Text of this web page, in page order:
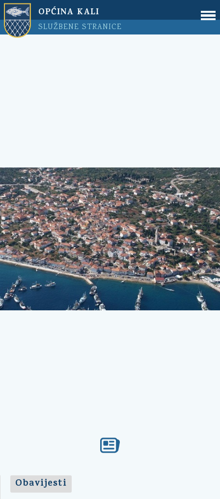
OPĆINA KALI
SLUŽBENE STRANICE
Obavijesti